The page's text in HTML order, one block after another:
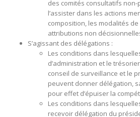
des comités consultatifs
l’assister dans les actions
composition, les modalités
attributions non
S’agissant des délégations :
Les conditions dans
d’administration et le
conseil de surveillance et le
peuvent donner délégation,
pour effet d’épuiser la
Les conditions dans
recevoir délégation du